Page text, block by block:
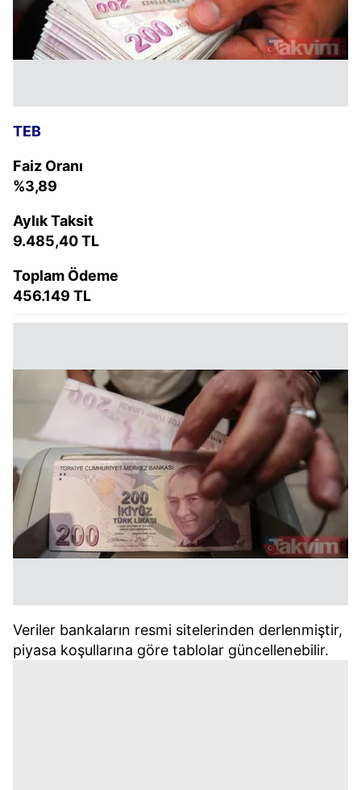
TEB
Faiz Oranı
%3,89
Aylık Taksit
9.485,40 TL
Toplam Ödeme
456.149 TL
Veriler bankaların resmi sitelerinden derlenmiştir,
piyasa koşullarına göre tablolar güncellenebilir.